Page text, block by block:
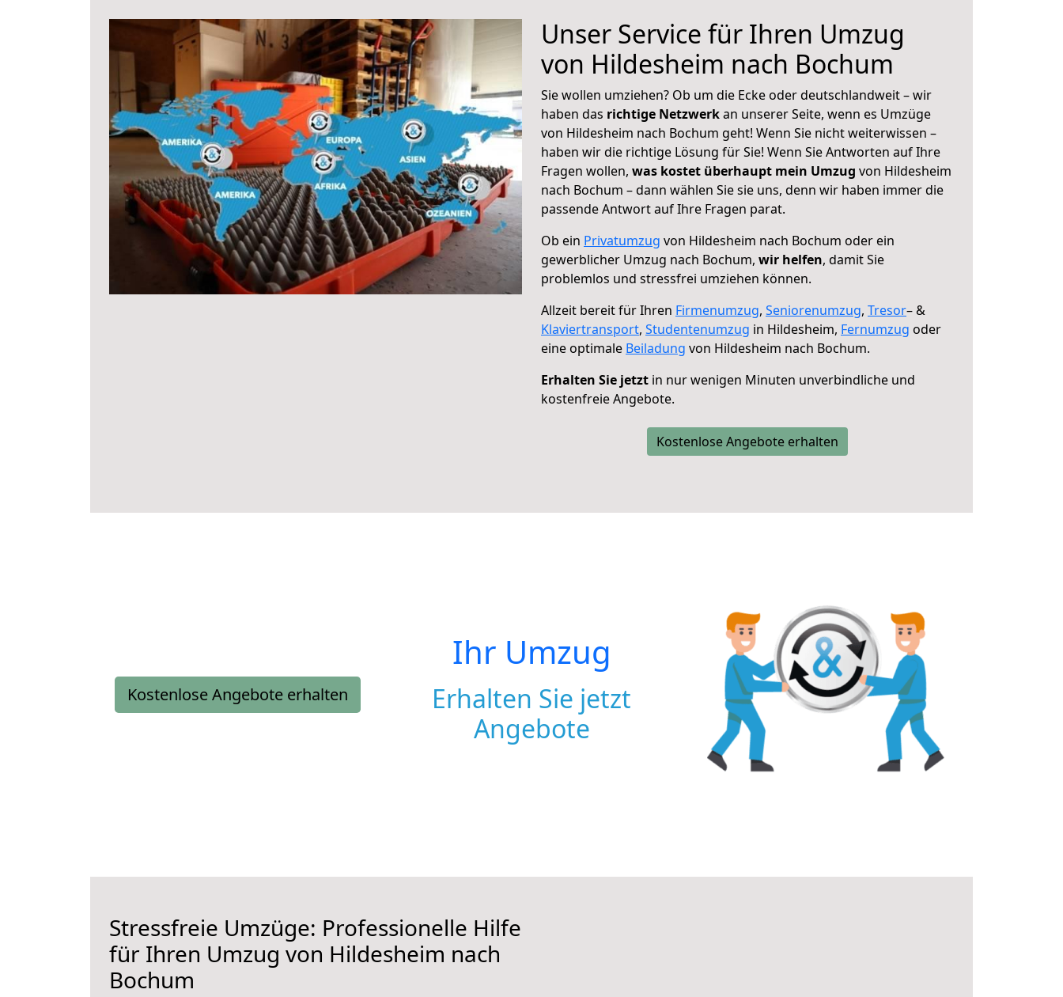
Unser Service für Ihren Umzug
von Hildesheim nach Bochum
Sie wollen umziehen? Ob um die Ecke oder deutschlandweit – wir
haben das richtige Netzwerkan unserer Seite, wenn es Umzüge
von Hildesheim nach Bochum geht! Wenn Sie nicht weiterwissen –
haben wir die richtige Lösung für Sie! Wenn Sie Antworten auf Ihre
Fragen wollen, was kostet überhaupt mein Umzug von Hildesheim
nach Bochum – dann wählen Sie sie uns, denn wir haben immer die
passende Antwort auf Ihre Fragen parat.
Ob ein Privatumzug von Hildesheim nach Bochum oder ein
gewerblicher Umzug nach Bochum, wir helfen, damit Sie
problemlos und stressfrei umziehen können.
Allzeit bereit für Ihren Firmenumzug, Seniorenumzug, Tresor– &
Klaviertransport, Studentenumzug in Hildesheim, Fernumzug oder
eine optimale Beiladung von Hildesheim nach Bochum.
Erhalten Sie jetzt in nur wenigen Minuten unverbindliche und
kostenfreie Angebote.
Kostenlose Angebote erhalten
Kostenlose Angebote erhalten
Ihr Umzug
Erhalten Sie jetzt
Angebote
Stressfreie Umzüge: Professionelle Hilfe
für Ihren Umzug von Hildesheim nach
Bochum